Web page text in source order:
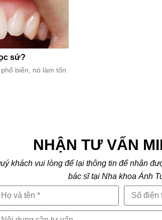
sứ?
biến, nó làm tổn
NHẬN TƯ VẤN
khách vui lòng để lại thông tin để nhận
bác sĩ tại Nha khoa Ánh